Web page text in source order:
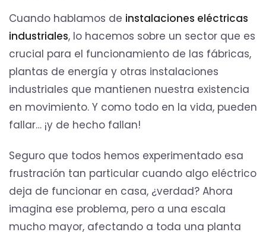
Cuando hablamos de instalaciones eléctricas
industriales, lo hacemos sobre un sector que es
crucial para el funcionamiento de las fábricas,
plantas de energía y otras instalaciones
industriales que mantienen nuestra existencia
en movimiento. Y como todo en la vida, pueden
fallar… ¡y de hecho fallan!
Seguro que todos hemos experimentado esa
frustración tan particular cuando algo eléctrico
deja de funcionar en casa, ¿verdad? Ahora
imagina ese problema, pero a una escala
mucho mayor, afectando a toda una planta